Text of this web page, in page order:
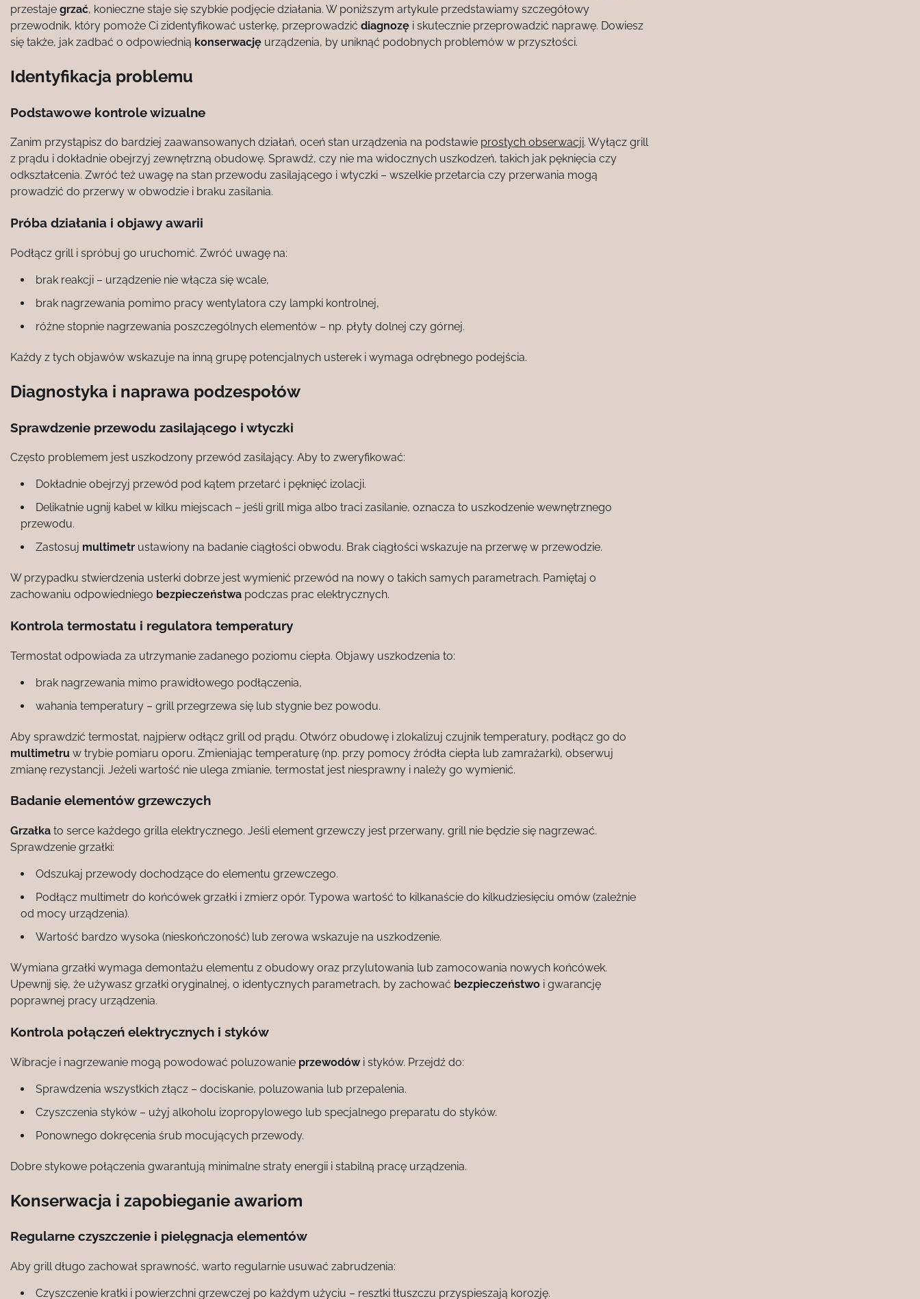
przestaje grzać, konieczne staje się szybkie podjęcie działania. W poniższym artykule przedstawiamy szczegółowy
przewodnik, który pomoże Ci zidentyfikować usterkę, przeprowadzić diagnozę i skutecznie przeprowadzić naprawę. Dowiesz
się także, jak zadbać o odpowiednią konserwację urządzenia, by uniknąć podobnych problemów w przyszłości.
Identyfikacja problemu
Podstawowe kontrole wizualne
Zanim przystąpisz do bardziej zaawansowanych działań, oceń stan urządzenia na podstawie prostych obserwacji. Wyłącz grill
z prądu i dokładnie obejrzyj zewnętrzną obudowę. Sprawdź, czy nie ma widocznych uszkodzeń, takich jak pęknięcia czy
odkształcenia. Zwróć też uwagę na stan przewodu zasilającego i wtyczki – wszelkie przetarcia czy przerwania mogą
prowadzić do przerwy w obwodzie i braku zasilania.
Próba działania i objawy awarii
Podłącz grill i spróbuj go uruchomić. Zwróć uwagę na:
brak reakcji – urządzenie nie włącza się wcale,
brak nagrzewania pomimo pracy wentylatora czy lampki kontrolnej,
różne stopnie nagrzewania poszczególnych elementów – np. płyty dolnej czy górnej.
Każdy z tych objawów wskazuje na inną grupę potencjalnych usterek i wymaga odrębnego podejścia.
Diagnostyka i naprawa podzespołów
Sprawdzenie przewodu zasilającego i wtyczki
Często problemem jest uszkodzony przewód zasilający. Aby to zweryfikować:
Dokładnie obejrzyj przewód pod kątem przetarć i pęknięć izolacji.
Delikatnie ugnij kabel w kilku miejscach – jeśli grill miga albo traci zasilanie, oznacza to uszkodzenie wewnętrznego
przewodu.
Zastosuj multimetr ustawiony na badanie ciągłości obwodu. Brak ciągłości wskazuje na przerwę w przewodzie.
W przypadku stwierdzenia usterki dobrze jest wymienić przewód na nowy o takich samych parametrach. Pamiętaj o
zachowaniu odpowiedniego bezpieczeństwa podczas prac elektrycznych.
Kontrola termostatu i regulatora temperatury
Termostat odpowiada za utrzymanie zadanego poziomu ciepła. Objawy uszkodzenia to:
brak nagrzewania mimo prawidłowego podłączenia,
wahania temperatury – grill przegrzewa się lub stygnie bez powodu.
Aby sprawdzić termostat, najpierw odłącz grill od prądu. Otwórz obudowę i zlokalizuj czujnik temperatury, podłącz go do
multimetru w trybie pomiaru oporu. Zmieniając temperaturę (np. przy pomocy źródła ciepła lub zamrażarki), obserwuj
zmianę rezystancji. Jeżeli wartość nie ulega zmianie, termostat jest niesprawny i należy go wymienić.
Badanie elementów grzewczych
Grzałka to serce każdego grilla elektrycznego. Jeśli element grzewczy jest przerwany, grill nie będzie się nagrzewać.
Sprawdzenie grzałki:
Odszukaj przewody dochodzące do elementu grzewczego.
Podłącz multimetr do końcówek grzałki i zmierz opór. Typowa wartość to kilkanaście do kilkudziesięciu omów (zależnie
od mocy urządzenia).
Wartość bardzo wysoka (nieskończoność) lub zerowa wskazuje na uszkodzenie.
Wymiana grzałki wymaga demontażu elementu z obudowy oraz przylutowania lub zamocowania nowych końcówek.
Upewnij się, że używasz grzałki oryginalnej, o identycznych parametrach, by zachować bezpieczeństwo i gwarancję
poprawnej pracy urządzenia.
Kontrola połączeń elektrycznych i styków
Wibracje i nagrzewanie mogą powodować poluzowanie przewodówi styków. Przejdź do:
Sprawdzenia wszystkich złącz – dociskanie, poluzowania lub przepalenia.
Czyszczenia styków – użyj alkoholu izopropylowego lub specjalnego preparatu do styków.
Ponownego dokręcenia śrub mocujących przewody.
Dobre stykowe połączenia gwarantują minimalne straty energii i stabilną pracę urządzenia.
Konserwacja i zapobieganie awariom
Regularne czyszczenie i pielęgnacja elementów
Aby grill długo zachował sprawność, warto regularnie usuwać zabrudzenia:
Czyszczenie kratki i powierzchni grzewczej po każdym użyciu – resztki tłuszczu przyspieszają korozję.